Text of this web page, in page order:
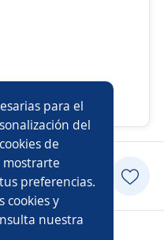
para el
del
de
mostrarte
preferencias.
cookies y
nuestra
DGNET LTD.